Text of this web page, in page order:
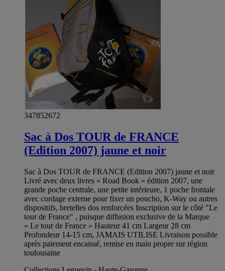
347852672
Sac à Dos TOUR de FRANCE
(Edition 2007) jaune et noir
Sac à Dos TOUR de FRANCE (Edition 2007) jaune et noir
Livré avec deux livres « Road Book » édition 2007, une
grande poche centrale, une petite intérieure, 1 poche frontale
avec cordage externe pour fixer un poncho, K-Way ou autres
dispositifs, bretelles dos renforcées Inscription sur le côté "Le
tour de France" , puisque diffusion exclusive de la Marque
« Le tour de France » Hauteur 41 cm Largeur 28 cm
Profondeur 14-15 cm, JAMAIS UTILISE Livraison possible
après paiement encaissé, remise en main propre sur région
toulousaine